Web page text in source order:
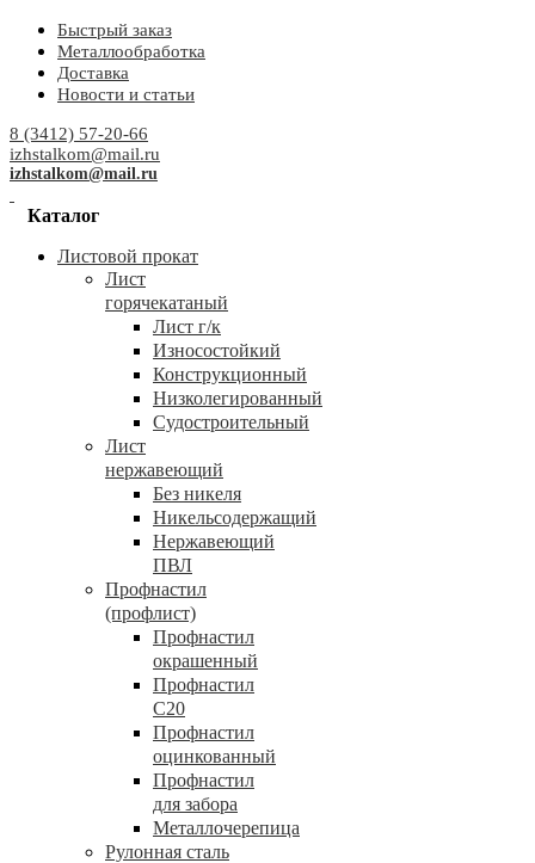
Быстрый заказ
Металлообработка
Доставка
Новости и статьи
8 (3412) 57-20-66
izhstalkom@mail.ru
izhstalkom@mail.ru
Каталог
Листовой прокат
Лист
горячекатаный
Лист г/к
Износостойкий
Конструкционный
Низколегированный
Судостроительный
Лист
нержавеющий
Без никеля
Никельсодержащий
Нержавеющий
ПВЛ
Профнастил
(профлист)
Профнастил
окрашенный
Профнастил
С20
Профнастил
оцинкованный
Профнастил
для забора
Металлочерепица
Рулонная сталь